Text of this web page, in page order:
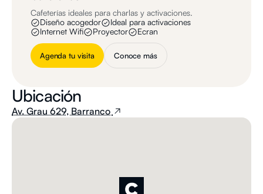
Cafeterías ideales para charlas y activaciones.
Diseño acogedor
Ideal para activaciones
Internet Wifi
Proyector Ecran
Agenda tu visita Conoce más
Ubicación
Av. Grau 629, Barranco